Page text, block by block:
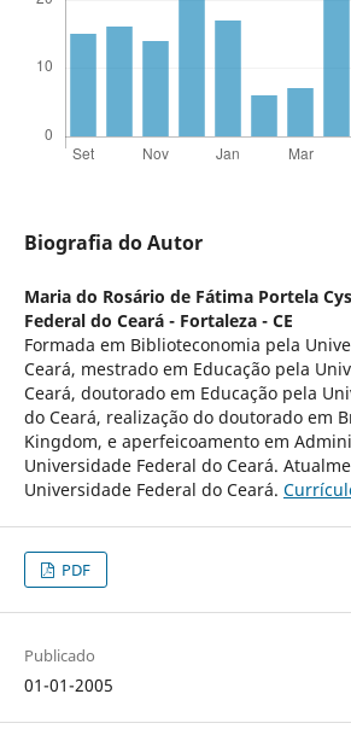
Biografia do Autor
Maria do Rosário de Fátima Portela
Federal do Ceará - Fortaleza - CE
Formada em Biblioteconomia pela
Ceará, mestrado em Educação pela
Ceará, doutorado em Educação pela
do Ceará, realização do doutorado em
Kingdom, e aperfeicoamento em
Universidade Federal do Ceará.
Universidade Federal do Ceará.
PDF
Publicado
01-01-2005